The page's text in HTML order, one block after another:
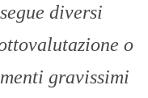
diversi
o
gravissimi